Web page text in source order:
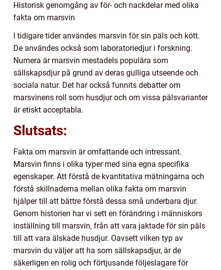
Historisk genomgång av för- och nackdelar med olika
fakta om marsvin
I tidigare tider användes marsvin för sin päls och kött.
De användes också som laboratoriedjur i forskning.
Numera är marsvin mestadels populära som
sällskapsdjur på grund av deras gulliga utseende och
sociala natur. Det har också funnits debatter om
marsvinens roll som husdjur och om vissa pälsvarianter
är etiskt acceptabla.
Slutsats:
Fakta om marsvin är omfattande och intressant.
Marsvin finns i olika typer med sina egna specifika
egenskaper. Att förstå de kvantitativa mätningarna och
förstå skillnaderna mellan olika fakta om marsvin
hjälper till att bättre förstå dessa små underbara djur.
Genom historien har vi sett en förändring i människors
inställning till marsvin, från att vara jaktade för sin päls
till att vara älskade husdjur. Oavsett vilken typ av
marsvin du väljer att ha som sällskapsdjur, är de
säkerligen en rolig och förtjusande följeslagare för